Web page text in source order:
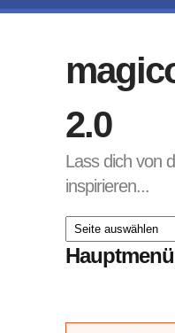
2.0
Lass dich von
inspirieren...
Hauptmenü